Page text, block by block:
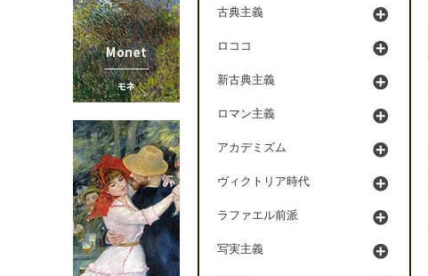
古典主義
ロココ
新古典主義
ロマン主義
アカデミズム
ヴィクトリア時代
ラファエル前派
写実主義